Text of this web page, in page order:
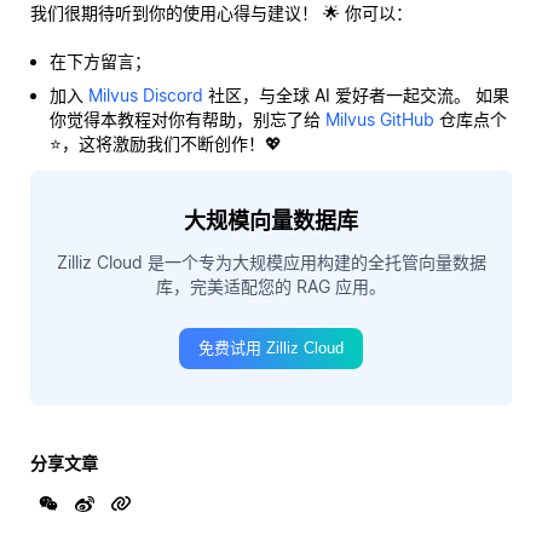
我们很期待听到你的使用心得与建议！ 🌟 你可以：
在下方留言；
加入 Milvus Discord 社区，与全球 AI 爱好者一起交流。 如果
你觉得本教程对你有帮助，别忘了给 Milvus GitHub 仓库点个
⭐，这将激励我们不断创作！💖
大规模向量数据库
Zilliz Cloud 是一个专为大规模应用构建的全托管向量数据
库，完美适配您的 RAG 应用。
免费试用 Zilliz Cloud
分享文章